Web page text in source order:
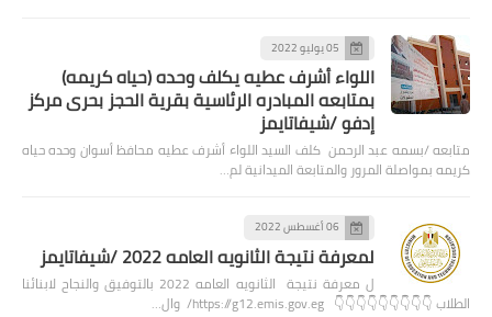
05 يوليو 2022
اللواء أشرف عطيه يكلف وحده (حياه كريمه)
بمتابعه المبادره الرئاسية بقرية الحجز بحرى مركز
إدفو /شيفاتايمز
متابعه /بسمه عبد الرحمن كلف السيد اللواء أشرف عطيه محافظ أسوان وحده حياه
كريمه بمواصلة المرور والمتابعة الميدانية لم…
06 أغسطس 2022
لمعرفة نتيجة الثانويه العامه 2022 /شيفاتايمز
ل معرفة نتيجة الثانويه العامه 2022 بالتوفيق والنجاح لابنائنا
الطلاب 👇👇👇👇👇👇👇👇👇 https://g12.emis.gov.eg/ وال…